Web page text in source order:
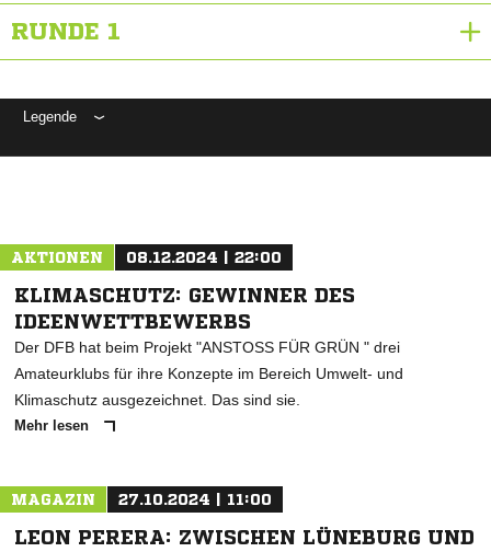
RUNDE 1
Legende
AKTIONEN 08.12.2024 | 22:00
KLIMASCHUTZ: GEWINNER DES
IDEENWETTBEWERBS
Der DFB hat beim Projekt "ANSTOSS FÜR GRÜN " drei
Amateurklubs für ihre Konzepte im Bereich Umwelt- und
Klimaschutz ausgezeichnet. Das sind sie.
Mehr lesen
MAGAZIN 27.10.2024 | 11:00
LEON PERERA: ZWISCHEN LÜNEBURG UND